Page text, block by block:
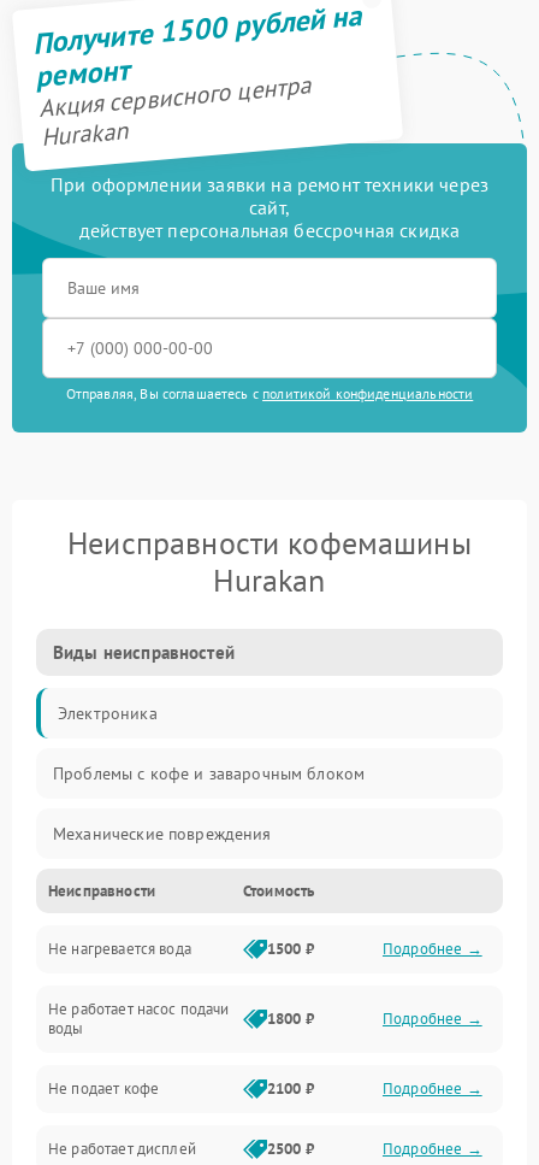
Получите 1500 рублей на
ремонт
Акция сервисного центра
Hurakan
При оформлении заявки на ремонт техники через
сайт,
действует персональная бессрочная скидка
Отправляя, Вы соглашаетесь с политикой конфиденциальности
Неисправности кофемашины
Hurakan
Виды неисправностей
Электроника
Проблемы с кофе и заварочным блоком
Механические повреждения
Прочие неисправности
Включение и работа
Проблемы с водой
Проблемы с капучинатором и паром
Управление и электроника
Неисправности Стоимость
Не нагревается вода 1500 ₽ Подробнее →
Не работает насос подачи
воды
1800 ₽ Подробнее →
Не подает кофе 2100 ₽ Подробнее →
Не работает дисплей 2500 ₽ Подробнее →